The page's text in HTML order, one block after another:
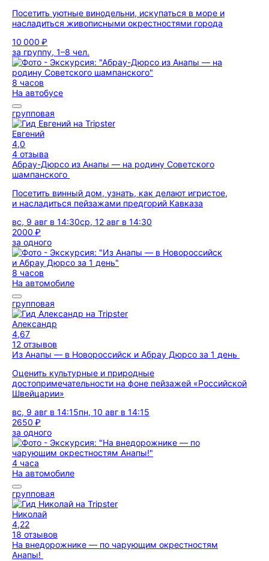
Посетить уютные винодельни, искупаться в море и
насладиться живописными окрестностями города
10 000 ₽
за группу, 1–8 чел.
8 часов
На автобусе
групповая
Евгений
4,0
4 отзыва
Абрау-Дюрсо из Анапы — на родину Советского
шампанского
Посетить винный дом, узнать, как делают игристое,
и насладиться пейзажами предгорий Кавказа
вс, 9 авг в 14:30ср, 12 авг в 14:30
2000 ₽
за одного
8 часов
На автомобиле
групповая
Александр
4,67
12 отзывов
Из Анапы — в Новороссийск и Абрау Дюрсо за 1 день
Оценить культурные и природные
достопримечательности на фоне пейзажей «Российской
Швейцарии»
вс, 9 авг в 14:15пн, 10 авг в 14:15
2650 ₽
за одного
4 часа
На автомобиле
групповая
Николай
4,22
18 отзывов
На внедорожнике — по чарующим окрестностям
Анапы!